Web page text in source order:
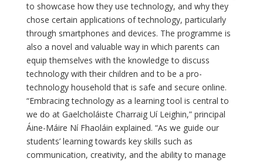
to showcase how they use technology, and why they
chose certain applications of technology, particularly
through smartphones and devices. The programme is
also a novel and valuable way in which parents can
equip themselves with the knowledge to discuss
technology with their children and to be a pro-
technology household that is safe and secure online.
“Embracing technology as a learning tool is central to
we do at Gaelcholáiste Charraig Uí Leighin,” principal
Áine-Máire Ní Fhaoláin explained. “As we guide our
students’ learning towards key skills such as
communication, creativity, and the ability to manage